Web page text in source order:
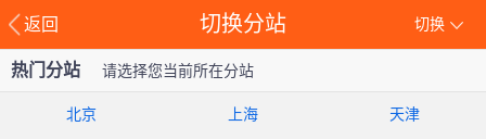
返回 切换
切换分站
热门分站 请选择您当前所在分站
北京 上海 天津